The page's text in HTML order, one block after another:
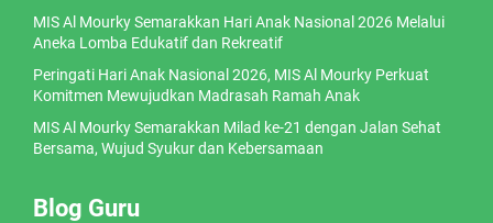
MIS Al Mourky Semarakkan Hari Anak Nasional 2026 Melalui
Aneka Lomba Edukatif dan Rekreatif
Peringati Hari Anak Nasional 2026, MIS Al Mourky Perkuat
Komitmen Mewujudkan Madrasah Ramah Anak
MIS Al Mourky Semarakkan Milad ke-21 dengan Jalan Sehat
Bersama, Wujud Syukur dan Kebersamaan
Blog Guru